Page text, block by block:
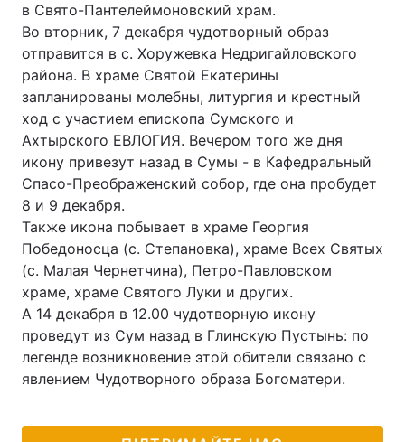
Головна Війна
Україна Політика
Економіка Світ
Спорт Наука
Техно і зв'язок Лайт
Зброя Інциденти
Здоров'я Туризм
Погода
Регіони
в Свято-Пантелеймоновский храм.
Во вторник, 7 декабря чудотворный образ
отправится в с. Хоружевка Недригайловского
района. В храме Святой Екатерины
запланированы молебны, литургия и крестный
ход с участием епископа Сумского и
Ахтырского ЕВЛОГИЯ. Вечером того же дня
икону привезут назад в Сумы - в Кафедральный
Спасо-Преображенский собор, где она пробудет
8 и 9 декабря.
Также икона побывает в храме Георгия
Победоносца (с. Степановка), храме Всех Святых
(с. Малая Чернетчина), Петро-Павловском
храме, храме Святого Луки и других.
А 14 декабря в 12.00 чудотворную икону
проведут из Сум назад в Глинскую Пустынь: по
легенде возникновение этой обители связано с
явлением Чудотворного образа Богоматери.